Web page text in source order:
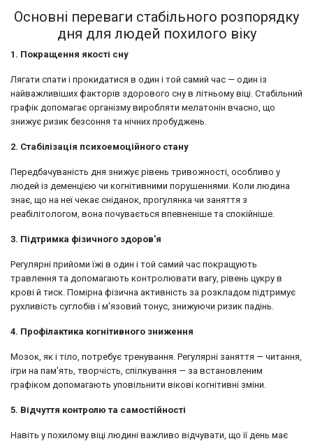
Основні переваги стабільного розпорядку
дня для людей похилого віку
1. Покращення якості сну
Лягати спати і прокидатися в один і той самий час — один із
найважливіших факторів здорового сну в літньому віці. Стабільний
графік допомагає організму виробляти мелатонін вчасно, що
знижує ризик безсоння та нічних пробуджень.
2. Стабілізація психоемоційного стану
Передбачуваність дня знижує рівень тривожності, особливо у
людей із деменцією чи когнітивними порушеннями. Коли людина
знає, що на неї чекає сніданок, прогулянка чи заняття з
реабілітологом, вона почувається впевненіше та спокійніше.
3. Підтримка фізичного здоров'я
Регулярні прийоми їжі в один і той самий час покращують
травлення та допомагають контролювати вагу, рівень цукру в
крові й тиск. Помірна фізична активність за розкладом підтримує
рухливість суглобів і м'язовий тонус, знижуючи ризик падінь.
4. Профілактика когнітивного зниження
Мозок, як і тіло, потребує тренування. Регулярні заняття — читання,
ігри на пам'ять, творчість, спілкування — за встановленим
графіком допомагають уповільнити вікові когнітивні зміни.
5. Відчуття контролю та самостійності
Навіть у похилому віці людині важливо відчувати, що її день має